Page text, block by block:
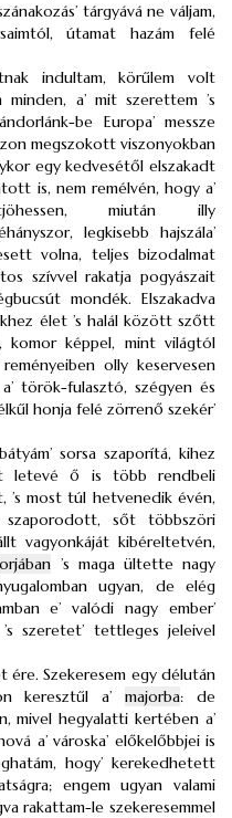
tárgyává ne váljam,
útamat hazám felé
indultam, körűlem volt
minden, a’ mit szerettem ’s
be Europa’ messze
megszokott viszonyokban
egy kedvesétől elszakadt
is, nem remélvén, hogy a’
miután illy
legkisebb hajszála’
volna, teljes bizodalmat
szívvel rakatja pogyászait
mondék. Elszakadva
élet ’s halál között szőtt
komor képpel, mint világtól
olly keservesen
török-fulasztó, szégyen és
honja felé zörrenő szekér’
sorsa szaporítá, kihez
letevé ő is több rendbeli
’s most túl hetvenedik évén,
szaporodott, sőt többszöri
vagyonkáját kibéreltetvén,
’s maga ültette nagy
ugyan, de elég
e’ valódi nagy ember’
szeretet’ tettleges jeleivel
ére. Szekeresem egy délután
keresztűl a’majorba: de
mivel hegyalatti kertében a’
a’ városka’ előkelőbbjei is
hogy’ kerekedhetett
engem ugyan valami
rakattam-le szekeresemmel